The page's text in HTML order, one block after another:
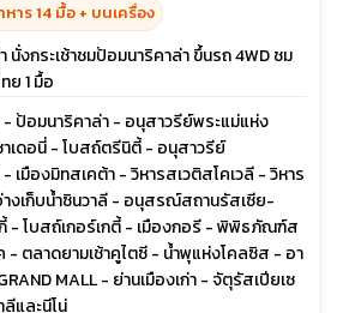
หาร 14 มื้อ + บนเครื่อง
นั่งกระเช้าชมป้อมนาริคาล่า ขึ้นรถ 4WD ชม
ย 1 มื้อ
ป้อมนาริคาล่า - อนุสาวรีย์พระแม่แห่ง
เดอนี่ - โบสถ์ตรีนิตี้ - อนุสาวรีย์
เมืองมิทสเคต้า - วิหารสเวติสโคเวลี - วิหาร
งเก็บน้ำซินวาลี - อนุสรณ์สถานรัสเซีย-
- โบสถ์เกอร์เกตี้ - เมืองกอรี - พิพิธภัณฑ์ส
ตลาดยามเช้าคูไตซี - น้ำพุแห่งโคลซิส - อา
MALL - ย่านเมืองเก่า - จัตุรัสเปียเซ
และนีโน่